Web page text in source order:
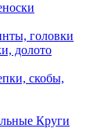
головки
долото
скобы,
Круги